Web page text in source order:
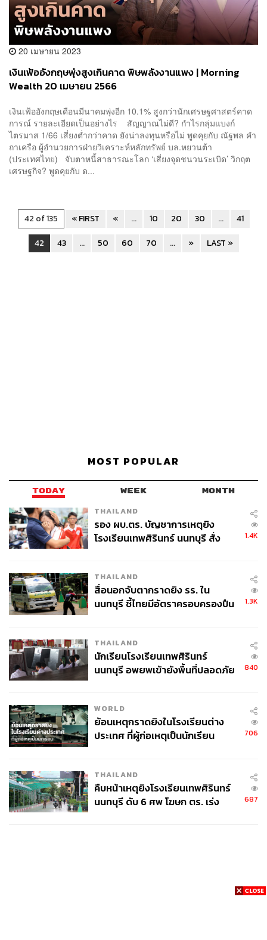
20 เมษายน 2023
เงินเฟ้ออังกฤษพุ่งสูงเกินคาด พิษพลังงานแพง | Morning
Wealth 20 เมษายน 2566
เงินเฟ้ออังกฤษเดือนมีนาคมพุ่งอีก 10.1% สูงกว่านักเศรษฐศาสตร์คาด
การณ์ รายละเอียดเป็นอย่างไร สัญญาณไม่ดี? กำไรกลุ่มแบงก์
ไตรมาส 1/66 เสี่ยงต่ำกว่าคาด ยังน่าลงทุนหรือไม่ พูดคุยกับ ณัฐพล คำ
ถาเครือ ผู้อำนวยการฝ่ายวิเคราะห์หลักทรัพย์ บล.หยวนต้า
(ประเทศไทย) จับตาหนี้สาธารณะโลก ‘เสี่ยงจุดชนวนระเบิด’ วิกฤต
เศรษฐกิจ? พูดคุยกับ ด...
42 of 135 « FIRST « ... 10 20 30 ...
41
42
43 ... 50 60 70 ... » LAST »
MOST POPULAR
TODAY WEEK MONTH
THAILAND
รอง ผบ.ตร. บัญชาการเหตุยิง
โรงเรียนเทพศิรินทร์ นนทบุรี สั่ง
1.4K
THAILAND
สื่อนอกจับตากราดยิง รร. ใน
นนทบุรี ชี้ไทยมีอัตราครอบครองปืน
1.3K
THAILAND
นักเรียนโรงเรียนเทพศิรินทร์
นนทบุรี อพยพเข้ายังพื้นที่ปลอดภัย
840
WORLD
ย้อนเหตุกราดยิงในโรงเรียนต่าง
ประเทศ ที่ผู้ก่อเหตุเป็นนักเรียน
706
THAILAND
คืบหน้าเหตุยิงโรงเรียนเทพศิรินทร์
นนทบุรี ดับ 6 ศพ โฆษก ตร. เร่ง
687